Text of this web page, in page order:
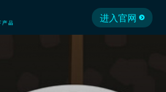
进入官网